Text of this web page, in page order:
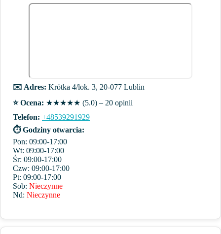
✉️ Adres: Krótka 4/lok. 3, 20-077 Lublin
⭐️ Ocena: ★★★★★ (5.0) – 20 opinii
Telefon: +48539291929
⏱ Godziny otwarcia:
Pon: 09:00-17:00
Wt: 09:00-17:00
Śr: 09:00-17:00
Czw: 09:00-17:00
Pt: 09:00-17:00
Sob: Nieczynne
Nd: Nieczynne